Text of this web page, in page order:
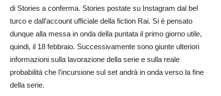
di Stories a conferma. Stories postate su Instagram dal bel
turco e dall’account ufficiale della fiction Rai. Si è pensato
dunque alla messa in onda della puntata il primo giorno utile,
quindi, il 18 febbraio. Successivamente sono giunte ulteriori
informazioni sulla lavorazione della serie e sulla reale
probabilità che l’incursione sul set andrà in onda verso la fine
della serie.